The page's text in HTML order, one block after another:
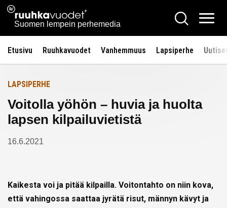
Siirry
sisältöön
Ruuhkavuodet.fi
Suomen lempein perhemedia
Hae
Etusivu Ruuhkavuodet Vanhemmuus Lapsiperhe
Etusivulle
LAPSIPERHE
Voitolla yöhön – huvia ja huolta
lapsen kilpailuvietistä
16.6.2021
Kaikesta voi ja pitää kilpailla. Voitontahto on niin kova,
että vahingossa saattaa jyrätä risut, männyn kävyt ja